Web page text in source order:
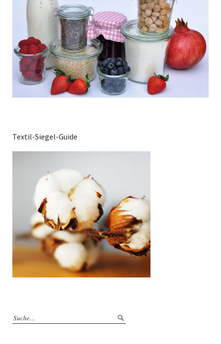
Textil-Siegel-Guide